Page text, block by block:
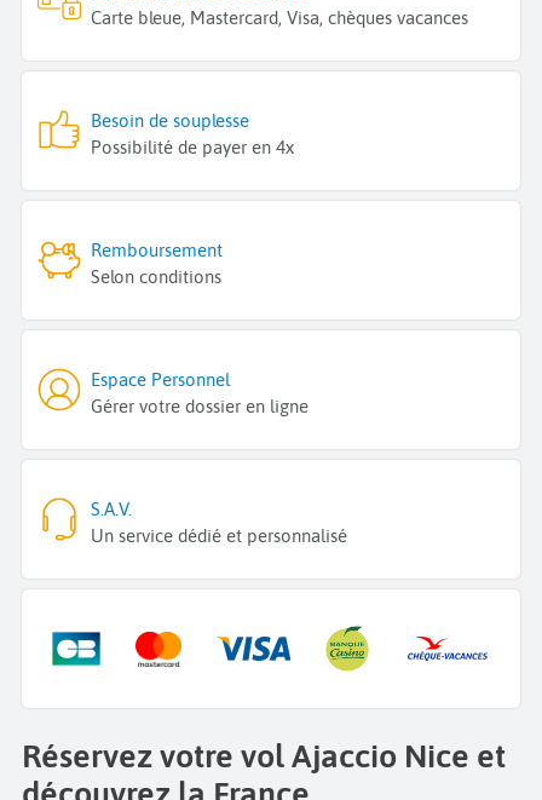
Carte bleue, Mastercard, Visa, chèques vacances
Besoin de souplesse
Possibilité de payer en 4x
Remboursement
Selon conditions
Espace Personnel
Gérer votre dossier en ligne
S.A.V.
Un service dédié et personnalisé
Réservez votre vol Ajaccio Nice et